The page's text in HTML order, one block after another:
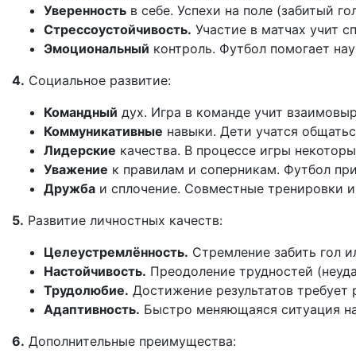
Уверенность в себе. Успехи на поле (забитый
Стрессоустойчивость. Участие в матчах учит
Эмоциональный контроль. Футбол помогает
4. Социальное развитие:
Командный дух. Игра в команде учит
Коммуникативные навыки. Дети учатся
Лидерские качества. В процессе игры
Уважение к правилам и соперникам. Футбол
Дружба и сплочение. Совместные тренировки и
5. Развитие личностных качеств:
Целеустремлённость. Стремление забить гол
Настойчивость. Преодоление трудностей
Трудолюбие. Достижение результатов требует
Адаптивность. Быстро меняющаяся ситуация
6. Дополнительные преимущества: